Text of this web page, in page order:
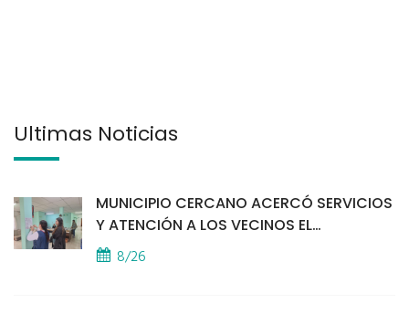
Últimas Noticias
MUNICIPIO CERCANO ACERCÓ SERVICIOS
Y ATENCIÓN A LOS VECINOS EL
PROVINCIAL
8/26